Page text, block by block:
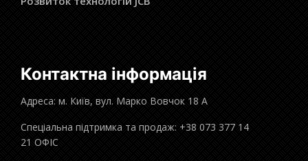
Контактна інформація
Адреса: м. Київ, вул. Марко Вовчок 18 А
Спеціальна підтримка та продаж: +38 073 377 14
21 ОФІС